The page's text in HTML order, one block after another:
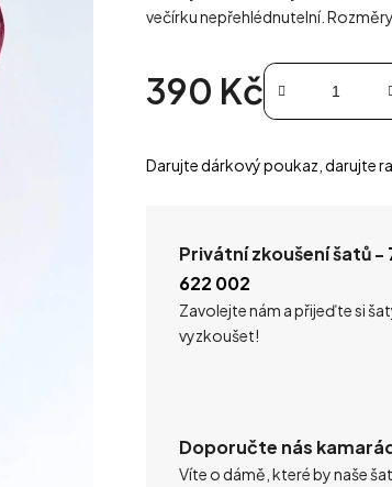
večírku nepřehlédnutelní.
390 Kč
Darujte dárkový poukaz, darujte
Privátní zkoušení šatů -
622 002
Zavolejte nám a přijeďte si
vyzkoušet!
Doporučte nás
Víte o dámě, které by naše